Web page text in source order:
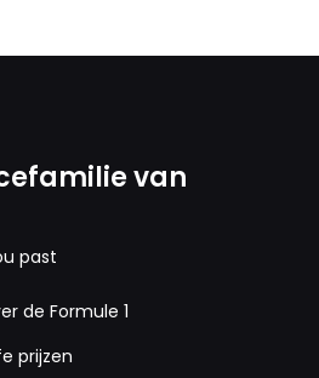
van
past
de Formule 1
prijzen